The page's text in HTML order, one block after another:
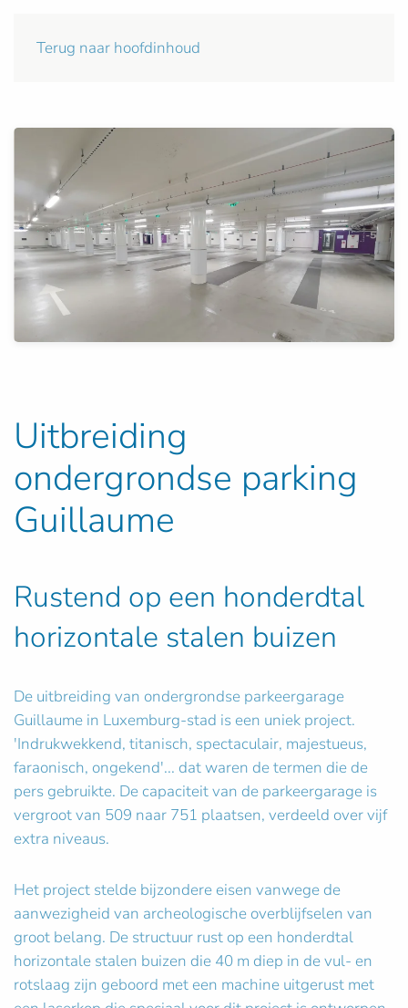
Terug naar hoofdinhoud
Uitbreiding
ondergrondse parking
Guillaume
Rustend op een honderdtal
horizontale stalen buizen
De uitbreiding van ondergrondse parkeergarage
Guillaume in Luxemburg-stad is een uniek project.
'Indrukwekkend, titanisch, spectaculair, majestueus,
faraonisch, ongekend'... dat waren de termen die de
pers gebruikte. De capaciteit van de parkeergarage is
vergroot van 509 naar 751 plaatsen, verdeeld over vijf
extra niveaus.
Het project stelde bijzondere eisen vanwege de
aanwezigheid van archeologische overblijfselen van
groot belang. De structuur rust op een honderdtal
horizontale stalen buizen die 40 m diep in de vul- en
rotslaag zijn geboord met een machine uitgerust met